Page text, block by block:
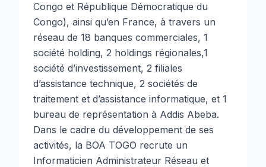
Congo et République Démocratique du
Congo), ainsi qu’en France, à travers un
réseau de 18 banques commerciales, 1
société holding, 2 holdings régionales,1
société d’investissement, 2 filiales
d’assistance technique, 2 sociétés de
traitement et d’assistance informatique, et 1
bureau de représentation à Addis Abeba.
Dans le cadre du développement de ses
activités, la BOA TOGO recrute un
Informaticien Administrateur Réseau et